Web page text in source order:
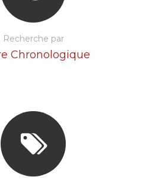
Recherche par
Chronologique